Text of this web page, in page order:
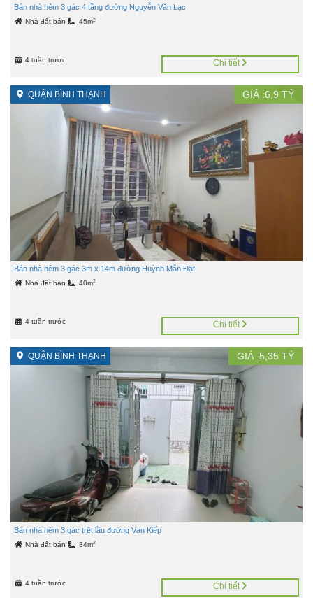
Bán nhà hẻm 3 gác 4 tầng đường Nguyễn Văn Lạc
Nhà đất bán 45m2
4 tuần trước Chi tiết
QUẬN BÌNH THẠNH GIÁ :6,9 TỶ
Bán nhà hẻm 3 gác 3m x 14m đường Huỳnh Mẫn Đạt
Nhà đất bán 40m2
4 tuần trước Chi tiết
QUẬN BÌNH THẠNH GIÁ :5,35 TỶ
Bán nhà hẻm 3 gác trệt lầu đường Vạn Kiếp
Nhà đất bán 34m2
4 tuần trước Chi tiết